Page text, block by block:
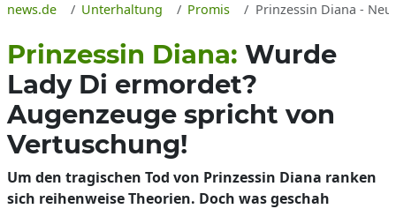
news.de Unterhaltung Promis Prinzessin Diana -
Prinzessin Diana: Wurde
Lady Di ermordet?
Augenzeuge spricht von
Vertuschung!
Um den tragischen Tod von Prinzessin Diana ranken
sich reihenweise Theorien. Doch was geschah